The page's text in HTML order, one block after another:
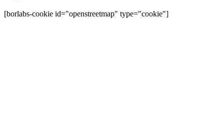
[borlabs-cookie id="openstreetmap" type="cookie"]